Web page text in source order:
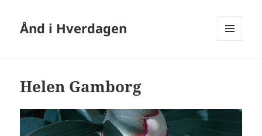
Ånd i Hverdagen
Helen Gamborg